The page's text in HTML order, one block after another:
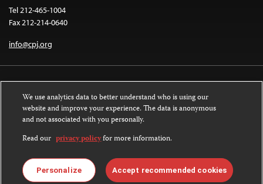
Tel 212-465-1004
Fax 212-214-0640
info@cpj.org
Except where noted, text on this website is licensed under a
License.
Images and other media are not covered by the Creative Commons license.
For more information about permissions, see ourFAQs.
We use analytics data to better understand who is using our
website and improve your experience. The data is anonymous
and not associated with you personally.
Read our privacy policyfor more information.
Personalize Accept recommended cookies